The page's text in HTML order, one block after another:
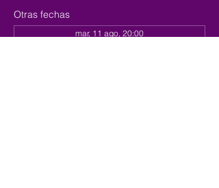
Otras fechas
mar, 11 ago, 20:00